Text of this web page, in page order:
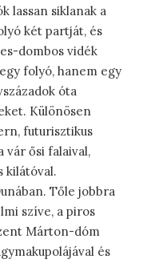
lassan siklanak a
két partját, és
dombos vidék
folyó, hanem egy
óta
Különösen
futurisztikus
vár ősi falaival,
kilátóval.
Tőle jobbra
szíve, a piros
Márton-dóm
és